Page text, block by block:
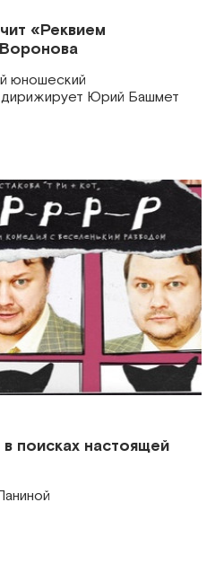
«Реквием
юношеский
Юрий Башмет
поисках настоящей